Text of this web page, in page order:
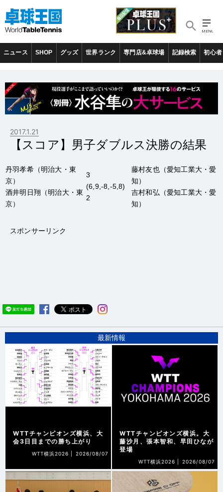
ニュース SHOP グッズ 世界ランク 専門店&卓球場 記録検索 初心者
2017.1.21
【スコア】男子ダブルス決勝の結果
丹羽孝希（明治大・東
京）
酒井明日翔 （明治大・東
京）
3
(6,9,-8,-5,8)
2
藤村友也（愛知工業大・愛
知）
吉村和弘 （愛知工業大・愛
知）
スポンサーリンク
最新情報
WTTチャンピオンズ横浜、大
会3日目までの勝ち上がり
WTT横浜2026 | 2026/08/07
WTTチャンピオンズ横浜。大
藤沙月、張本智和、早田ひなが
登場
WTT横浜2026 | 2026/08/07